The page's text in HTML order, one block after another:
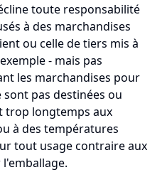
toute responsabilité
à des marchandises
ou celle de tiers mis à
- mais pas
les marchandises pour
sont pas destinées ou
trop longtemps aux
à des températures
tout usage contraire aux